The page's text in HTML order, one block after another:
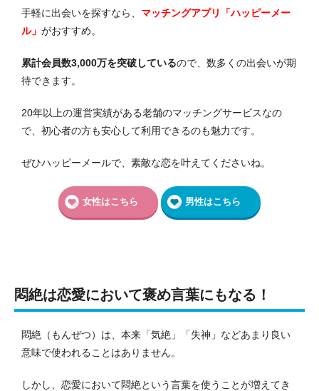
手軽に出会いを探すなら、 マッチングアプリ「ハッピーメー
ル」 がおすすめ。
累計会員数3,000万を突破しているので、数多くの出会いが期
待できます。
20年以上の運営実績がある老舗のマッチングサービスなの
で、初心者の方も安心して利用できるのも魅力です。
ぜひハッピーメールで、素敵な恋を叶えてくださいね。
女性はこちら 男性はこちら
悶絶は恋愛において褒め言葉にもなる！
悶絶（もんぜつ）は、本来「気絶」「失神」などあまり良い
意味で使われることはありません。
しかし、恋愛において悶絶という言葉を使うことが増えてき